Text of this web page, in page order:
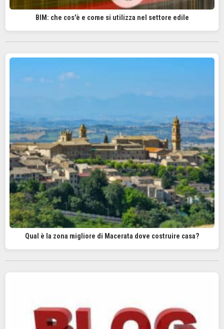
BIM: che cos'è e come si utilizza nel settore edile
Qual è la zona migliore di Macerata dove costruire casa?